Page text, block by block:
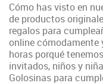
Cómo has visto en
de productos
regalos para
online cómodamente
horas porqué
invitados, niños y
Golosinas para